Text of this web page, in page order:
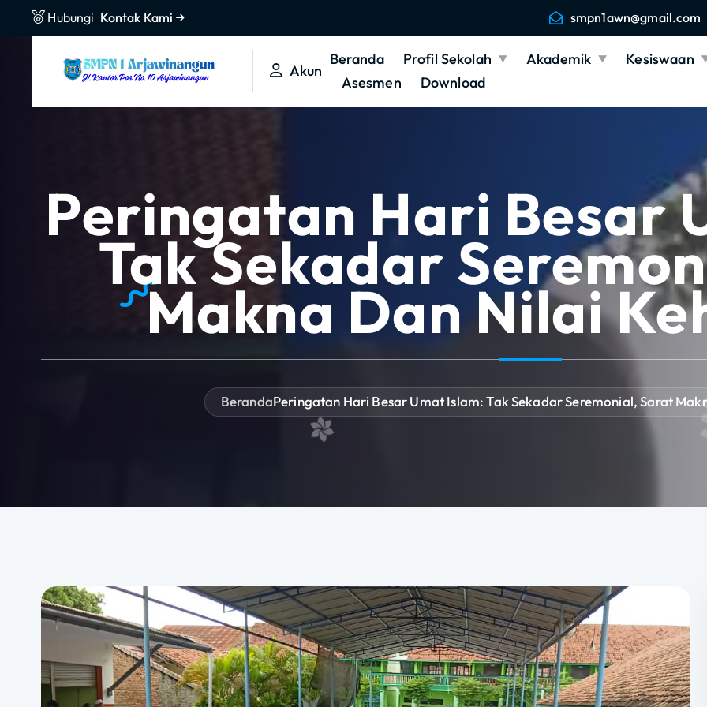
Hubungi Kontak Kami smpn1awn@gmail.com
Akun
Beranda Profil Sekolah Akademik
Kesiswaan
Asesmen
Download
Peringatan Hari Besar
Tak Sekadar
Makna Dan Nilai
BerandaPeringatan Hari Besar Umat Islam: Tak Sekadar Seremonial, Sarat